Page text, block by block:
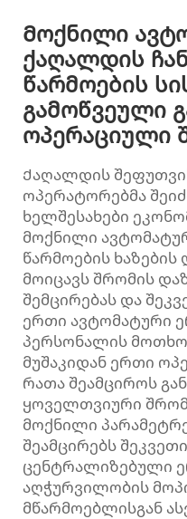
Მოქნილი
ქაღალდის
წარმოების
გამოწვეული
ოპერაციული
Ქაღალდის
ოპერატორებმა
ხელშესახები
მოქნილი
წარმოების
მოიცავს შრომის
შემცირებას და
ერთი ავტომატური
პერსონალის
მუშაკიდან ერთი
რათა შეამციროს
ყოველთვიური
მოქნილი
შეამცირებს
ცენტრალიზებული
აღჭურვილობის
მწარმოებლისგან